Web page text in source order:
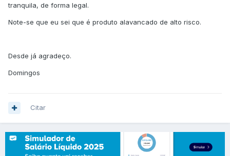
tranquila, de forma legal.
Note-se que eu sei que é produto alavancado de alto risco.
Desde já agradeço.
Domingos
Citar